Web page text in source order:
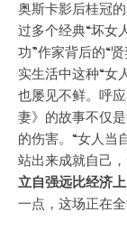
奥斯卡影后桂冠
过多个经典“坏女
功”作家背后的“
实生活中这种“女
也屡见不鲜。呼
妻》的故事不仅
的伤害。“女人当
站出来成就自己
立自强远比经济
一点，这场正在